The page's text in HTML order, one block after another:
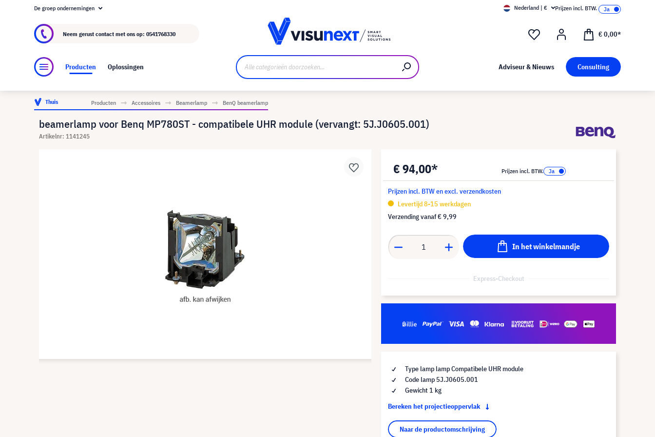
Over visunext.nl
De groep ondernemingen Nederland | € Prijzen incl. BTW.
Neem gerust contact met ons op: 0541768330 € 0,00*
Producten Oplossingen Adviseur & Nieuws Consulting
Thuis Producten Accessoires Beamerlamp BenQ beamerlamp
beamerlamp voor Benq MP780ST - compatibele UHR module (vervangt: 5J.J0605.001)
Artikelnr: 1141245
€ 94,00* Prijzen incl. BTW.
Prijzen incl. BTW en excl. verzendkosten
Levertijd 8-15 werkdagen
Verzending vanaf€ 9,99
In het winkelmandje
Express-Checkout
Type lamp lamp Compatibele UHR module
Code lamp 5J.J0605.001
Gewicht 1 kg
Bereken het projectieoppervlak
Naar de productomschrijving